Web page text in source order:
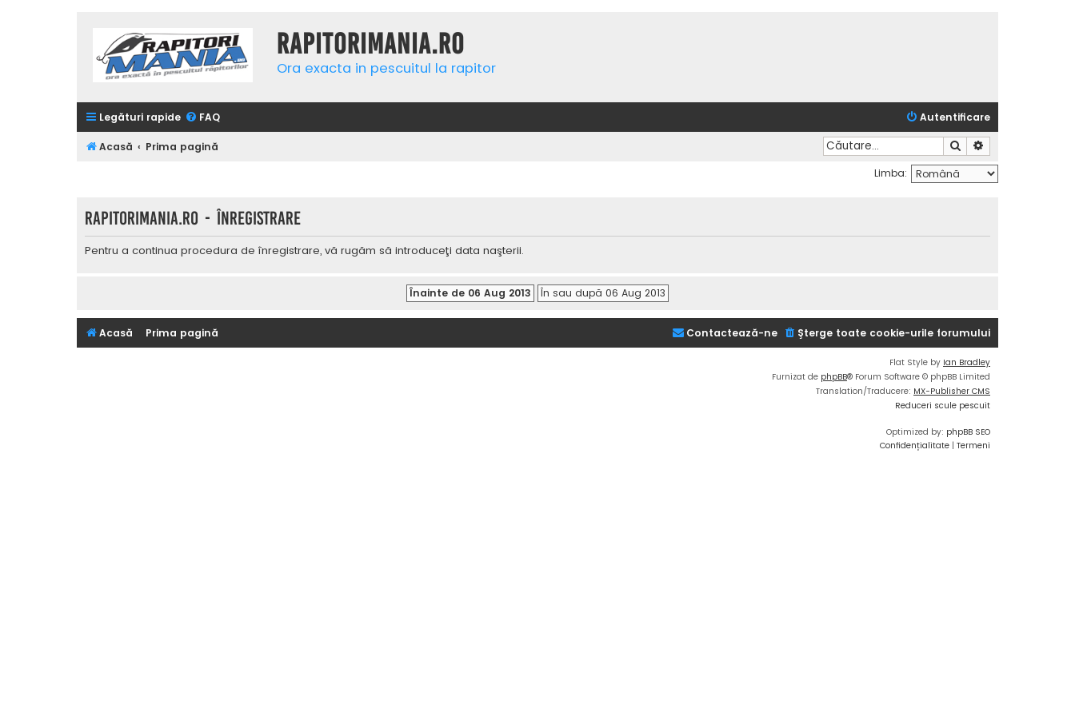
Rapitorimania.ro
Ora exacta in pescuitul la rapitor
Legături rapide FAQ Autentificare
Acasă Prima pagină Căutare
Limba:
Rapitorimania.ro - Înregistrare
Pentru a continua procedura de înregistrare, vă rugăm să introduceţi data naşterii.
Acasă Prima pagină Şterge toate cookie-urile forumului
Contactează-ne
Flat Style by Ian Bradley
Furnizat de phpBB® Forum Software © phpBB Limited
Translation/Traducere: MX-Publisher CMS
Reduceri scule pescuit
Optimized by: phpBB SEO
Confidențialitate | Termeni